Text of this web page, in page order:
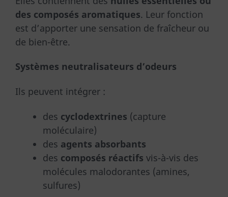
des composés aromatiques. Leur fonction
est d’apporter une sensation de fraîcheur ou
de bien-être.
Systèmes neutralisateurs d’odeurs
Ils peuvent intégrer :
des cyclodextrines (capture
moléculaire)
des agents absorbants
des composés réactifs vis-à-vis des
molécules malodorantes (amines,
sulfures)